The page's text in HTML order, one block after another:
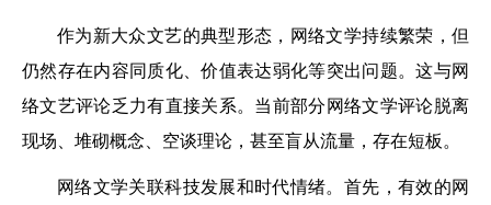
作为新大众文艺的典型形态，网络文学持续繁荣，但
仍然存在内容同质化、价值表达弱化等突出问题。这与网
络文艺评论乏力有直接关系。当前部分网络文学评论脱离
现场、堆砌概念、空谈理论，甚至盲从流量，存在短板。
网络文学关联科技发展和时代情绪。首先，有效的网